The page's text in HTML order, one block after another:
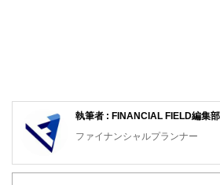
執筆者 : FINANCIAL FIELD編集
ファイナンシャルプランナー
FinancialField編集部は、金融、